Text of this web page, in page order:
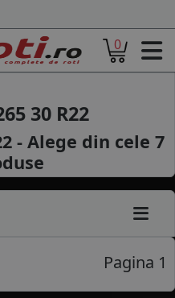
0
30 R22
- Alege din cele 7
Pagina 1